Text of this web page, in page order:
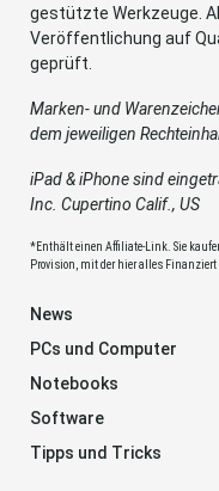
gestützte Werkzeuge.
Veröffentlichung auf
geprüft.
Marken- und
dem jeweiligen
iPad & iPhone sind
Inc. Cupertino Calif., US
*Enthält einen Affiliate-Link. Sie
Provision, mit der hier alles
News
PCs und Computer
Notebooks
Software
Tipps und Tricks